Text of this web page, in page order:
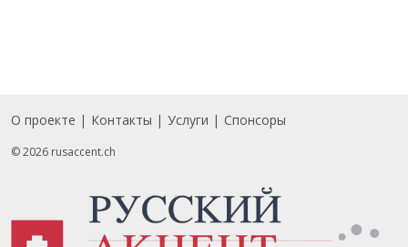
Footer
О проекте Контакты Услуги Спонсоры
© 2026 rusaccent.ch